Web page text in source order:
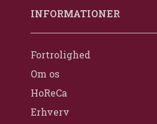
INFORMATIONER
Fortrolighed
Om os
HoReCa
Erhverv